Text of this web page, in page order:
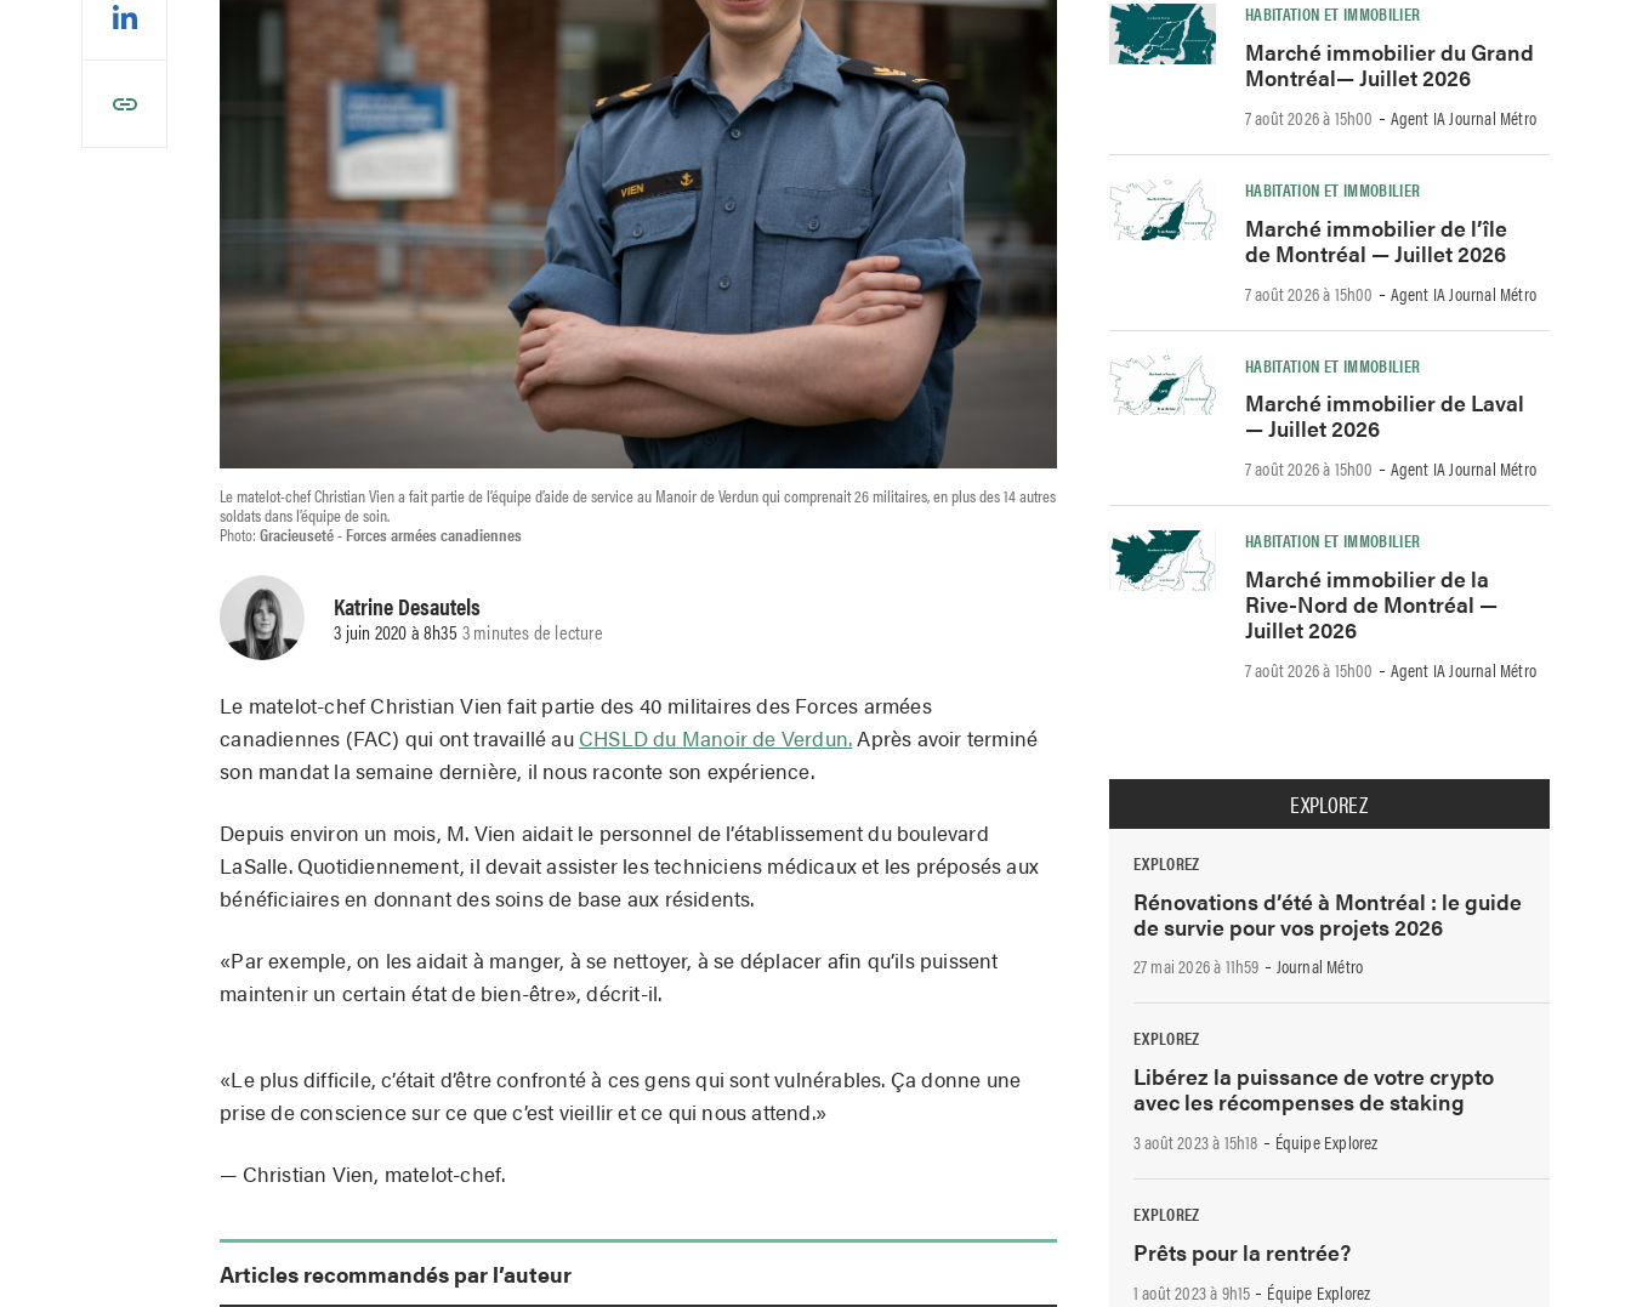
Le matelot-chef Christian Vien a fait partie de l’équipe d’aide de service au Manoir de Verdun qui comprenait 26 militaires, en plus des 14 autres
soldats dans l’équipe de soin.
Photo:Gracieuseté - Forces armées canadiennes
Katrine Desautels
3 juin 2020 à 8h35 3 minutes de lecture
Le matelot-chef Christian Vien fait partie des 40 militaires des Forces armées
canadiennes (FAC) qui ont travaillé au CHSLD du Manoir de Verdun.Après avoir terminé
son mandat la semaine dernière, il nous raconte son expérience.
Depuis environ un mois, M. Vien aidait le personnel de l’établissement du boulevard
LaSalle. Quotidiennement, il devait assister les techniciens médicaux et les préposés aux
bénéficiaires en donnant des soins de base aux résidents.
«Par exemple, on les aidait à manger, à se nettoyer, à se déplacer afin qu’ils puissent
maintenir un certain état de bien-être», décrit-il.
«Le plus difficile, c’était d’être confronté à ces gens qui sont vulnérables. Ça donne une
prise de conscience sur ce que c’est vieillir et ce qui nous attend.»
— Christian Vien, matelot-chef.
Articles recommandés par l’auteur
HABITATION ET IMMOBILIER
Marché immobilier du Grand
Montréal— Juillet 2026
7 août 2026 à 15h00 -Agent IA Journal Métro
HABITATION ET IMMOBILIER
Marché immobilier de l’île
de Montréal — Juillet 2026
7 août 2026 à 15h00 -Agent IA Journal Métro
HABITATION ET IMMOBILIER
Marché immobilier de Laval
— Juillet 2026
7 août 2026 à 15h00 -Agent IA Journal Métro
HABITATION ET IMMOBILIER
Marché immobilier de la
Rive-Nord de Montréal —
Juillet 2026
7 août 2026 à 15h00 -Agent IA Journal Métro
EXPLOREZ
EXPLOREZ
Rénovations d’été à Montréal : le guide
de survie pour vos projets 2026
27 mai 2026 à 11h59 -Journal Métro
EXPLOREZ
Libérez la puissance de votre crypto
avec les récompenses de staking
3 août 2023 à 15h18 - Équipe Explorez
EXPLOREZ
Prêts pour la rentrée?
1 août 2023 à 9h15 - Équipe Explorez